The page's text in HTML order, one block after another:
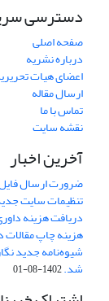
دسترسی
صفحه اصلی
درباره نشریه
اعضای هیات
ارسال مقاله
تماس با ما
نقشه سایت
آخرین اخبار
ضرورت ارسال
تنظیمات سایت
دریافت هزینه داوری
هزینه چاپ
شیوه‌نامه جدید
شد.1402-08-01